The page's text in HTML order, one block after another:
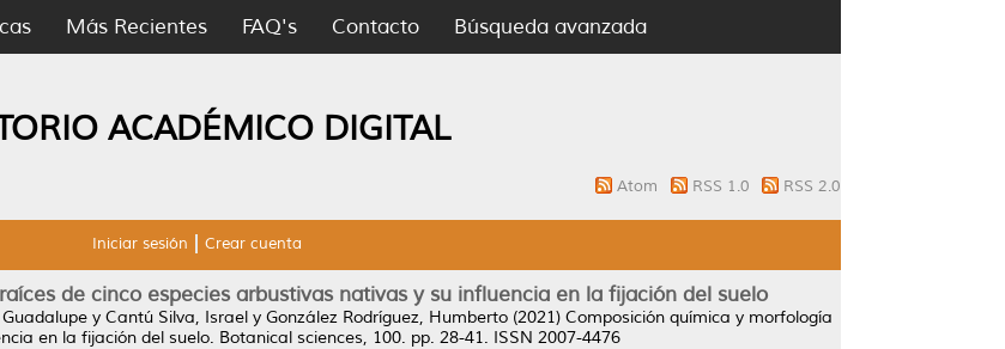
Más Recientes FAQ's Contacto Búsqueda avanzada
ACADÉMICO DIGITAL
Atom RSS 1.0 RSS 2.0
Iniciar sesión Crear cuenta
de cinco especies arbustivas nativas y su influencia en la fijación del suelo
y Cantú Silva, Israel y González Rodríguez, Humberto (2021) Composición química y morfología
en la fijación del suelo. Botanical sciences, 100. pp. 28-41. ISSN 2007-4476